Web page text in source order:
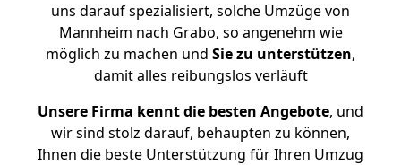
uns darauf spezialisiert, solche Umzüge von
Mannheim nach Grabo, so angenehm wie
möglich zu machen und Sie zu unterstützen,
damit alles reibungslos verläuft
Unsere Firma kennt die besten Angebote, und
wir sind stolz darauf, behaupten zu können,
Ihnen die beste Unterstützung für Ihren Umzug